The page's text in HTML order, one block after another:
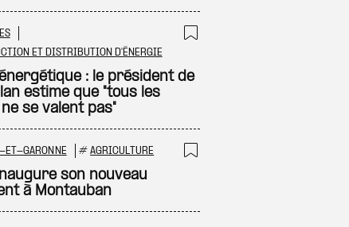
ma sélection
ET DISTRIBUTION D'ÉNERGIE
: le président de
estime que "tous les
se valent pas"
ma sélection
ET-GARONNE #AGRICULTURE
son nouveau
à Montauban